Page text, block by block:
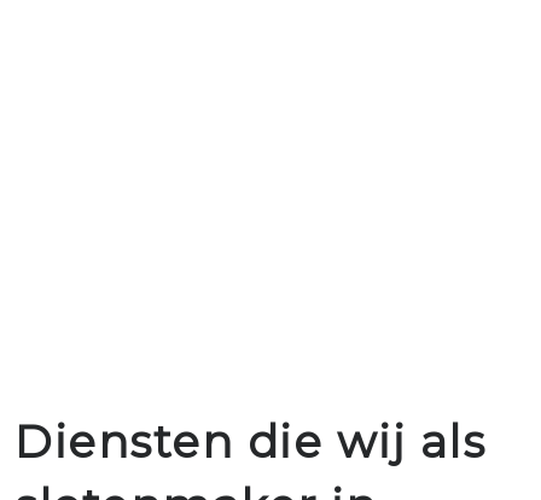
Diensten die wij als